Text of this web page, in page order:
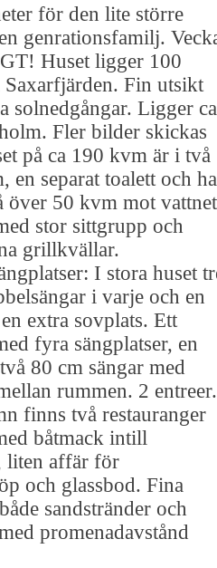
för den lite större
genrationsfamilj.
Huset ligger 100
Fin utsikt
solnedgångar. Ligger ca
Fler bilder skickas
på ca 190 kvm är i två
en separat toalett och
över 50 kvm mot vattnet
stor sittgrupp och
grillkvällar.
I stora huset
i varje och en
extra sovplats. Ett
fyra sängplatser, en
80 cm sängar med
rummen. 2 entreer.
finns två restauranger
båtmack intill
liten affär för
och glassbod. Fina
sandstränder och
promenadavstånd